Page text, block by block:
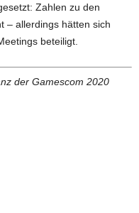
Zahlen zu den
– allerdings hätten sich
beteiligt.
der Gamescom 2020